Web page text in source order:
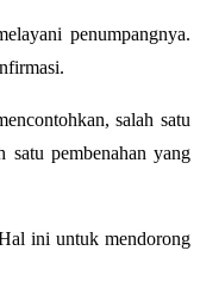
penumpangnya.
salah satu
pembenahan yang
ini untuk mendorong